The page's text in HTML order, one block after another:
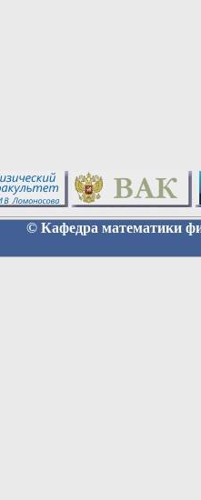
© Кафедра математики